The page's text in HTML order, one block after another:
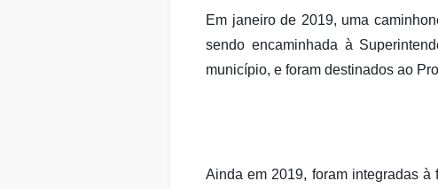
Em janeiro de 2019, uma
sendo encaminhada à
município, e foram destinados ao
Ainda em 2019, foram integradas